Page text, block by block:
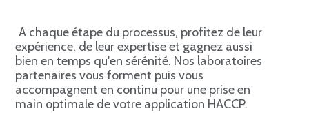
A chaque étape du processus, profitez de leur
expérience, de leur expertise et gagnez aussi
bien en temps qu'en sérénité. Nos laboratoires
partenaires vous forment puis vous
accompagnent en continu pour une prise en
main optimale de votre application HACCP.